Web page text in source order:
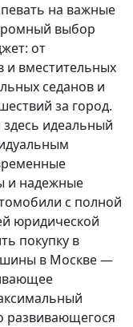
на важные
выбор
от
и вместительных
седанов и
за город.
идеальный
и надежные
с полной
юридической
покупку в
в Москве —
развивающегося